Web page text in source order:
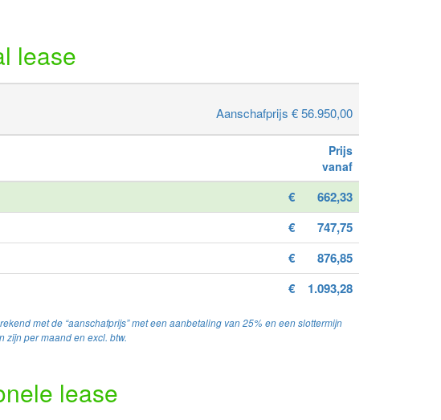
lease
Aanschafprijs € 56.950,00
Prijs
vanaf
€
662,33
€
747,75
€
876,85
€ 1.093,28
met de “aanschafprijs” met een aanbetaling van 25% en een slottermijn
zijn per maand en excl. btw.
lease